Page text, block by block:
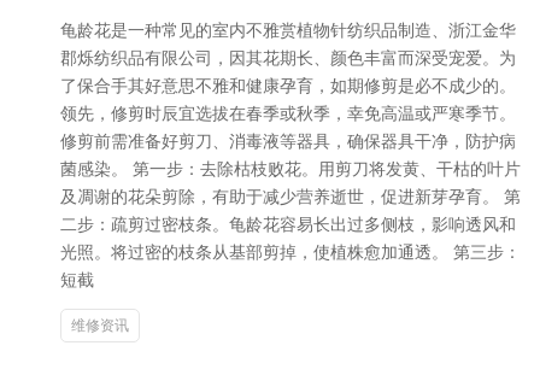
龟龄花是一种常见的室内不雅赏植物针纺织品制造、浙江金华
郡烁纺织品有限公司，因其花期长、颜色丰富而深受宠爱。为
了保合手其好意思不雅和健康孕育，如期修剪是必不成少的。
领先，修剪时辰宜选拔在春季或秋季，幸免高温或严寒季节。
修剪前需准备好剪刀、消毒液等器具，确保器具干净，防护病
菌感染。 第一步：去除枯枝败花。用剪刀将发黄、干枯的叶片
及凋谢的花朵剪除，有助于减少营养逝世，促进新芽孕育。 第
二步：疏剪过密枝条。龟龄花容易长出过多侧枝，影响透风和
光照。将过密的枝条从基部剪掉，使植株愈加通透。 第三步：
短截
维修资讯